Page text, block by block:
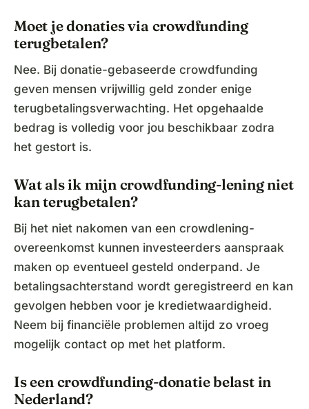
Moet je donaties via crowdfunding
terugbetalen?
Nee. Bij donatie-gebaseerde crowdfunding
geven mensen vrijwillig geld zonder enige
terugbetalingsverwachting. Het opgehaalde
bedrag is volledig voor jou beschikbaar zodra
het gestort is.
Wat als ik mijn crowdfunding-lening niet
kan terugbetalen?
Bij het niet nakomen van een crowdlening-
overeenkomst kunnen investeerders aanspraak
maken op eventueel gesteld onderpand. Je
betalingsachterstand wordt geregistreerd en kan
gevolgen hebben voor je kredietwaardigheid.
Neem bij financiële problemen altijd zo vroeg
mogelijk contact op met het platform.
Is een crowdfunding-donatie belast in
Nederland?